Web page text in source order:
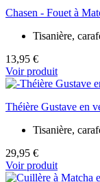
Chasen - Fouet à
Tisanière,
13,95 €
Voir produit
Théière Gustave en
Tisanière,
29,95 €
Voir produit